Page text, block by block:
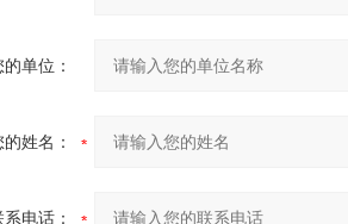
的单位：
的姓名：
系电话：